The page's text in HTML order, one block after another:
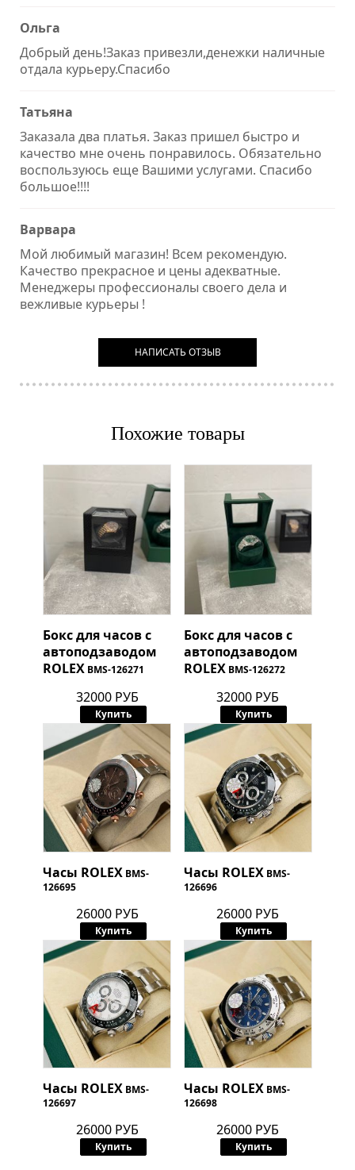
Ольга
Добрый день!Заказ привезли,денежки наличные
отдала курьеру.Спасибо
Татьяна
Заказала два платья. Заказ пришел быстро и
качество мне очень понравилось. Обязательно
воспользуюсь еще Вашими услугами. Спасибо
большое!!!!
Варвара
Мой любимый магазин! Всем рекомендую.
Качество прекрасное и цены адекватные.
Менеджеры профессионалы своего дела и
вежливые курьеры !
НАПИСАТЬ ОТЗЫВ
Похожие товары
Бокс для часов с
автоподзаводом
ROLEX BMS-126271
32000 РУБ
Купить
Бокс для часов с
автоподзаводом
ROLEX BMS-126272
32000 РУБ
Купить
Часы ROLEX BMS-
126695
26000 РУБ
Купить
Часы ROLEX BMS-
126696
26000 РУБ
Купить
Часы ROLEX BMS-
126697
26000 РУБ
Купить
Часы ROLEX BMS-
126698
26000 РУБ
Купить